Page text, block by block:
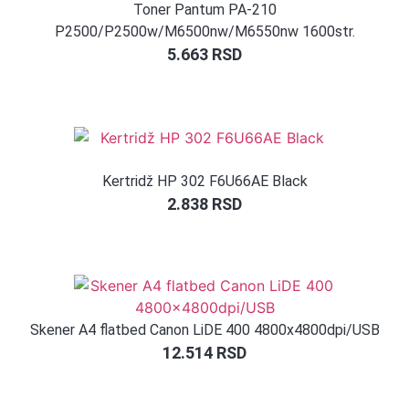
Toner Pantum PA-210
P2500/P2500w/M6500nw/M6550nw 1600str.
5.663 RSD
Kertridž HP 302 F6U66AE Black
2.838 RSD
Skener A4 flatbed Canon LiDE 400 4800x4800dpi/USB
12.514 RSD